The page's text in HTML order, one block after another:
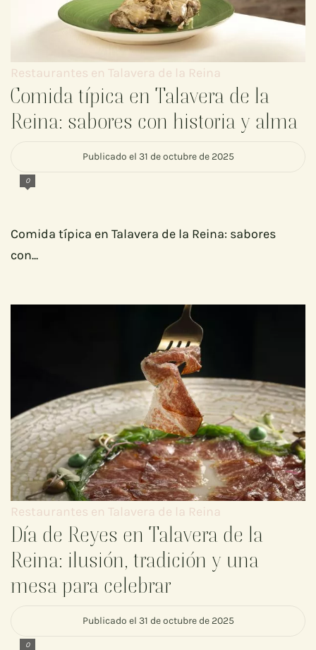
Restaurantes en Talavera de la Reina
Comida típica en Talavera de la
Reina: sabores con historia y alma
Publicado el 31 de octubre de 2025
0
Comida típica en Talavera de la Reina: sabores
con...
Restaurantes en Talavera de la Reina
Día de Reyes en Talavera de la
Reina: ilusión, tradición y una
mesa para celebrar
Publicado el 31 de octubre de 2025
0